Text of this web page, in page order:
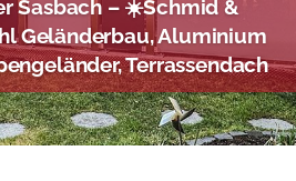
Sasbach – ☀️Schmid &
Geländerbau, Aluminium
Terrassendach